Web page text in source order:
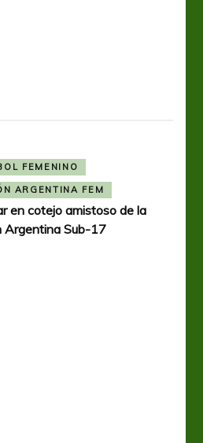
FEMENINO
ARGENTINA FEM
en cotejo amistoso de la
Argentina Sub-17